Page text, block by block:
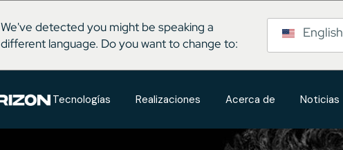
We've detected you might be speaking a
different language. Do you want to change to:
English
Tecnologías Realizaciones Acerca de Noticias